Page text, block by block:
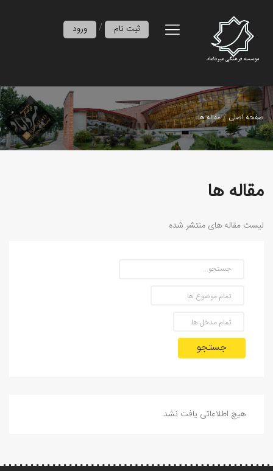
ورود / ثبت نام
صفحه اصلی مقاله ها
مقاله ها
لیست مقاله های منتشر شده
جستجو
هیچ اطلاعاتی یافت نشد